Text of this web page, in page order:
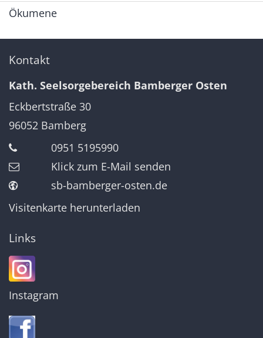
Ökumene
Kontakt
Kath. Seelsorgebereich Bamberger Osten
Eckbertstraße 30
96052 Bamberg
0951 5195990
Klick zum E-Mail senden
sb-bamberger-osten.de
Visitenkarte herunterladen
Links
Instagram